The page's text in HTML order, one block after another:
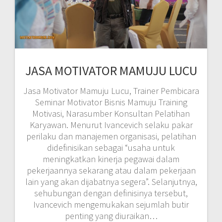
JASA MOTIVATOR MAMUJU LUCU
Jasa Motivator Mamuju Lucu, Trainer Pembicara
Seminar Motivator Bisnis Mamuju Training
Motivasi, Narasumber Konsultan Pelatihan
Karyawan. Menurut Ivancevich selaku pakar
perilaku dan manajemen organisasi, pelatihan
didefinisikan sebagai “usaha untuk
meningkatkan kinerja pegawai dalam
pekerjaannya sekarang atau dalam pekerjaan
lain yang akan dijabatnya segera”. Selanjutnya,
sehubungan dengan definisinya tersebut,
Ivancevich mengemukakan sejumlah butir
penting yang diuraikan…